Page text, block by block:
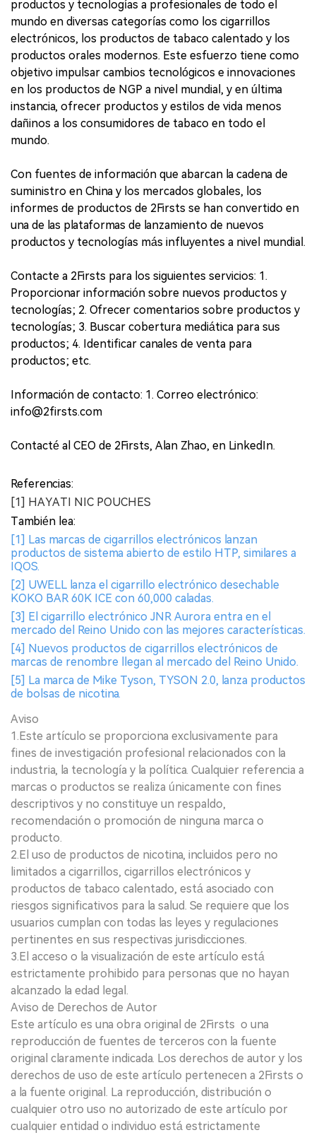
productos y tecnologías a profesionales de todo el
mundo en diversas categorías como los cigarrillos
electrónicos, los productos de tabaco calentado y los
productos orales modernos. Este esfuerzo tiene como
objetivo impulsar cambios tecnológicos e innovaciones
en los productos de NGP a nivel mundial, y en última
instancia, ofrecer productos y estilos de vida menos
dañinos a los consumidores de tabaco en todo el
mundo.
Con fuentes de información que abarcan la cadena de
suministro en China y los mercados globales, los
informes de productos de 2Firsts se han convertido en
una de las plataformas de lanzamiento de nuevos
productos y tecnologías más influyentes a nivel mundial.
Contacte a 2Firsts para los siguientes servicios: 1.
Proporcionar información sobre nuevos productos y
tecnologías; 2. Ofrecer comentarios sobre productos y
tecnologías; 3. Buscar cobertura mediática para sus
productos; 4. Identificar canales de venta para
productos; etc.
Información de contacto: 1. Correo electrónico:
info@2firsts.com
Contacté al CEO de 2Firsts, Alan Zhao, en LinkedIn.
Referencias:
[1] HAYATI NIC POUCHES
También lea:
[1] Las marcas de cigarrillos electrónicos lanzan
productos de sistema abierto de estilo HTP, similares a
IQOS.
[2] UWELL lanza el cigarrillo electrónico desechable
KOKO BAR 60K ICE con 60,000 caladas.
[3] El cigarrillo electrónico JNR Aurora entra en el
mercado del Reino Unido con las mejores características.
[4] Nuevos productos de cigarrillos electrónicos de
marcas de renombre llegan al mercado del Reino Unido.
[5] La marca de Mike Tyson, TYSON 2.0, lanza productos
de bolsas de nicotina.
Aviso
1.Este artículo se proporciona exclusivamente para
fines de investigación profesional relacionados con la
industria, la tecnología y la política. Cualquier referencia a
marcas o productos se realiza únicamente con fines
descriptivos y no constituye un respaldo,
recomendación o promoción de ninguna marca o
producto.
2.El uso de productos de nicotina, incluidos pero no
limitados a cigarrillos, cigarrillos electrónicos y
productos de tabaco calentado, está asociado con
riesgos significativos para la salud. Se requiere que los
usuarios cumplan con todas las leyes y regulaciones
pertinentes en sus respectivas jurisdicciones.
3.El acceso o la visualización de este artículo está
estrictamente prohibido para personas que no hayan
alcanzado la edad legal.
Aviso de Derechos de Autor
Este artículo es una obra original de 2Firsts o una
reproducción de fuentes de terceros con la fuente
original claramente indicada. Los derechos de autor y los
derechos de uso de este artículo pertenecen a 2Firsts o
a la fuente original. La reproducción, distribución o
cualquier otro uso no autorizado de este artículo por
cualquier entidad o individuo está estrictamente